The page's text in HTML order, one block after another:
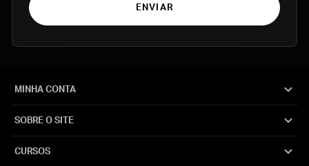
ENVIAR
MINHA CONTA
SOBRE O SITE
CURSOS